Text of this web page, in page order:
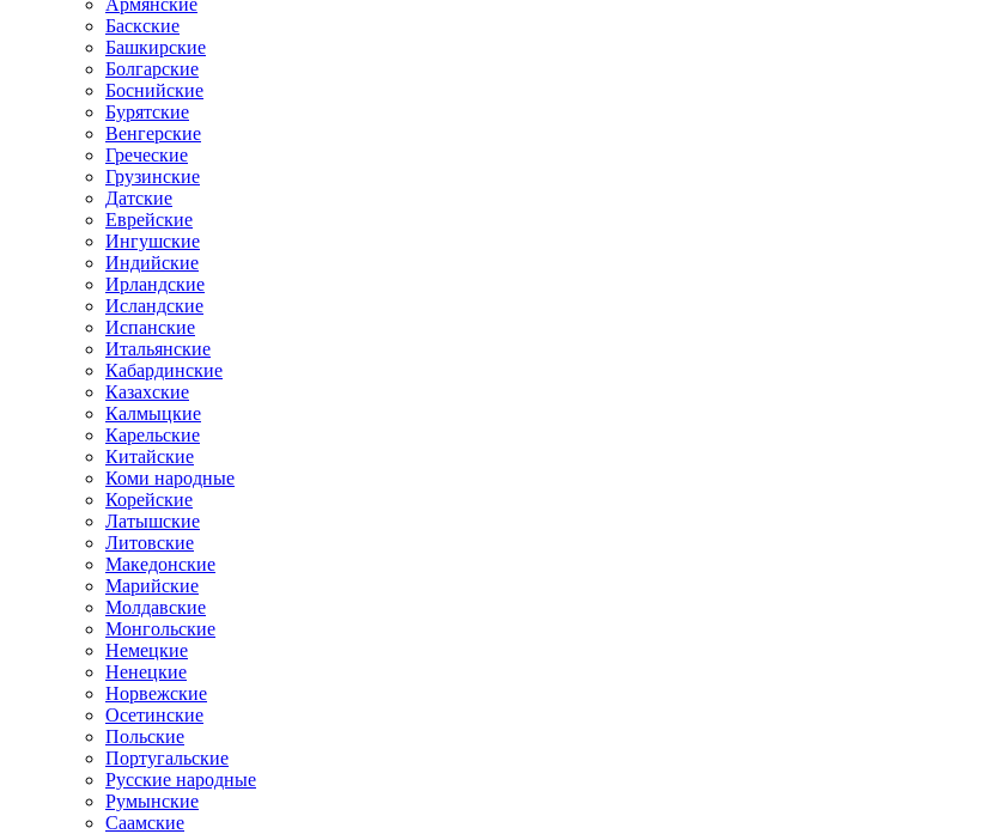
Армянские
Баскские
Башкирские
Болгарские
Боснийские
Бурятские
Венгерские
Греческие
Грузинские
Датские
Еврейские
Ингушские
Индийские
Ирландские
Исландские
Испанские
Итальянские
Кабардинские
Казахские
Калмыцкие
Карельские
Китайские
Коми народные
Корейские
Латышские
Литовские
Македонские
Марийские
Молдавские
Монгольские
Немецкие
Ненецкие
Норвежские
Осетинские
Польские
Португальские
Русские народные
Румынские
Саамские